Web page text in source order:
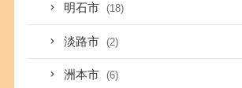
明石市 (18)
淡路市 (2)
洲本市 (6)